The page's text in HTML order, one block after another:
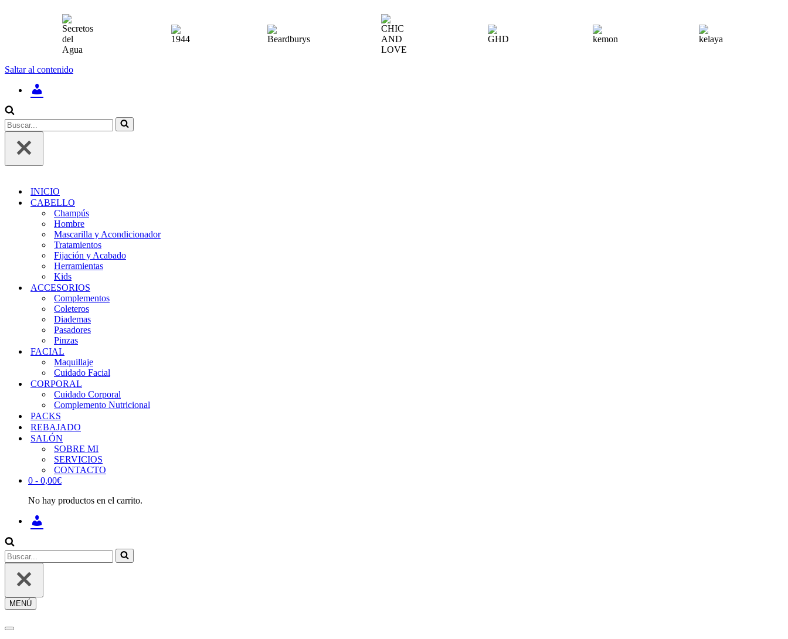
Saltar al contenido
SESIÓN
REGÍSTRATE
Buscar...
INICIO
CABELLO
Champús
Hombre
Mascarilla y Acondicionador
Tratamientos
Fijación y Acabado
Herramientas
Kids
ACCESORIOS
Complementos
Coleteros
Diademas
Pasadores
Pinzas
FACIAL
Maquillaje
Cuidado Facial
CORPORAL
Cuidado Corporal
Complemento Nutricional
PACKS
REBAJADO
SALÓN
SOBRE MI
SERVICIOS
CONTACTO
0 - 0,00€
No hay productos en el carrito.
SESIÓN
REGÍSTRATE
Buscar...
MENÚ
Menú
Menú